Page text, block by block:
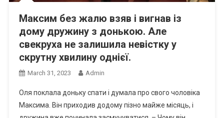
Максим без жалю взяв і вигнав із
дому дружину з донькою. Але
свекруха не залишила невістку у
скрутну хвилину однієї.
March 31, 2023 Admin
Оля поклала доньку спати і думала про свого чоловіка
Максима. Він приходив додому пізно майже місяць, і